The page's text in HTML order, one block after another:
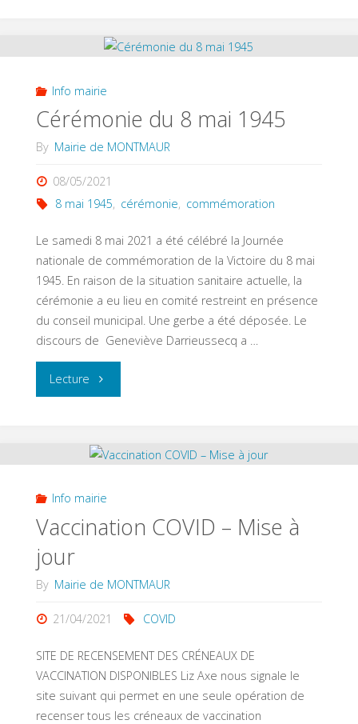
rentrée
Info mairie
Cérémonie du 8 mai 1945
By Mairie de MONTMAUR
08/05/2021
8 mai 1945, cérémonie, commémoration
Le samedi 8 mai 2021 a été célébré la Journée
nationale de commémoration de la Victoire du 8 mai
1945. En raison de la situation sanitaire actuelle, la
cérémonie a eu lieu en comité restreint en présence
du conseil municipal. Une gerbe a été déposée. Le
discours de Geneviève Darrieussecq a …
Lecture "Cérémonie
8
1945"
Info mairie
Vaccination COVID – Mise à
jour
By Mairie de MONTMAUR
21/04/2021 COVID
SITE DE RECENSEMENT DES CRÉNEAUX DE
VACCINATION DISPONIBLES Liz Axe nous signale le
site suivant qui permet en une seule opération de
recenser tous les créneaux de vaccination